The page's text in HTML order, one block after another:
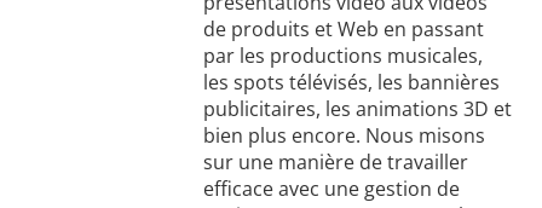
de produits et Web en passant
par les productions musicales,
les spots télévisés, les bannières
publicitaires, les animations 3D et
bien plus encore. Nous misons
sur une manière de travailler
efficace avec une gestion de